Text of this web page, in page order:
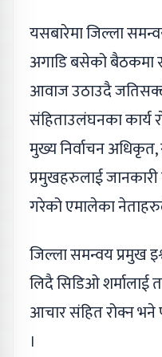
यसबारेमा जिल्ला
अगाडि बसेको बैठकमा
आवाज उठाउदै
संहिताउलंघनका कार्य
मुख्य निर्वाचन अधिकृत,
प्रमुखहरुलाई जानकारी
गरेको एमालेका
जिल्ला समन्वय प्रमुख
लिदै सिडिओ
आचार संहित रोक्न भने
।